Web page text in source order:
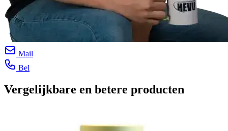
Mail
Bel
Vergelijkbare en betere producten